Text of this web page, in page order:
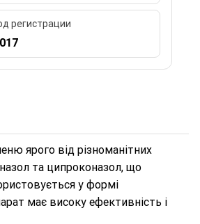
регистрации
ярого від різноманітних
та ципроконазол, що
у формі
має високу ефективність і